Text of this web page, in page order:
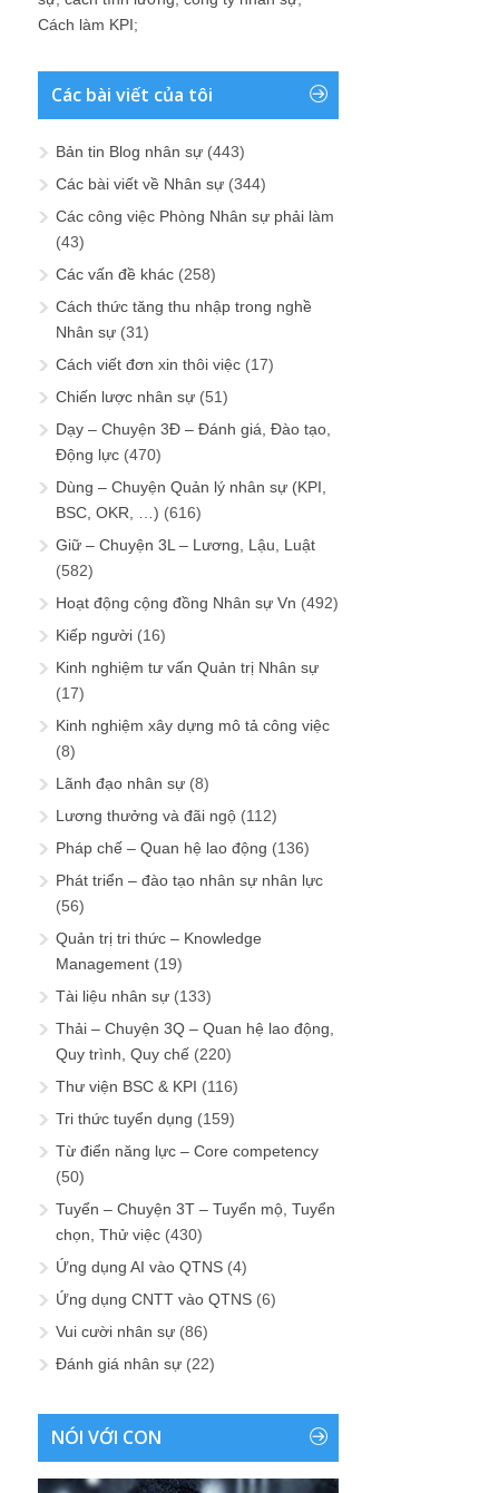
Cách làm KPI;
Các bài viết của tôi
Bản tin Blog nhân sự (443)
Các bài viết về Nhân sự (344)
Các công việc Phòng Nhân sự phải làm
(43)
Các vấn đề khác (258)
Cách thức tăng thu nhập trong nghề
Nhân sự (31)
Cách viết đơn xin thôi việc (17)
Chiến lược nhân sự (51)
Dạy – Chuyện 3Đ – Đánh giá, Đào tạo,
Động lực (470)
Dùng – Chuyện Quản lý nhân sự (KPI,
BSC, OKR, …) (616)
Giữ – Chuyện 3L – Lương, Lậu, Luật
(582)
Hoạt động cộng đồng Nhân sự Vn (492)
Kiếp người (16)
Kinh nghiệm tư vấn Quản trị Nhân sự
(17)
Kinh nghiệm xây dựng mô tả công việc
(8)
Lãnh đạo nhân sự (8)
Lương thưởng và đãi ngộ (112)
Pháp chế – Quan hệ lao động (136)
Phát triển – đào tạo nhân sự nhân lực
(56)
Quản trị tri thức – Knowledge
Management (19)
Tài liệu nhân sự (133)
Thải – Chuyện 3Q – Quan hệ lao động,
Quy trình, Quy chế (220)
Thư viện BSC & KPI (116)
Tri thức tuyển dụng (159)
Từ điển năng lực – Core competency
(50)
Tuyển – Chuyện 3T – Tuyển mộ, Tuyển
chọn, Thử việc (430)
Ứng dụng AI vào QTNS (4)
Ứng dụng CNTT vào QTNS (6)
Vui cười nhân sự (86)
Đánh giá nhân sự (22)
NÓI VỚI CON